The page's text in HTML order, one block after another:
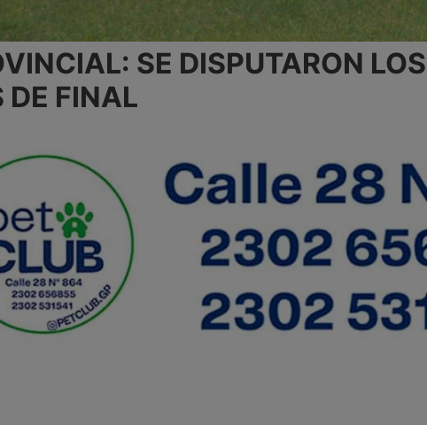
SE DISPUTARON
DE FINAL